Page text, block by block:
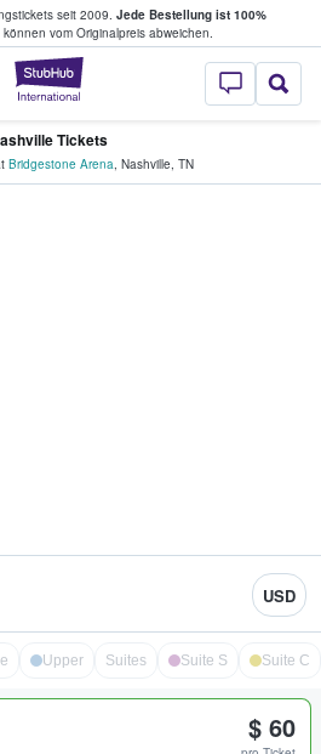
seit 2009. Jede Bestellung ist 100%
vom Originalpreis abweichen.
StubHub - Wo
& verkaufen
Tickets
Bridgestone Arena, Nashville, TN
USD
Upper Suites Suite S Suite C
$ 60